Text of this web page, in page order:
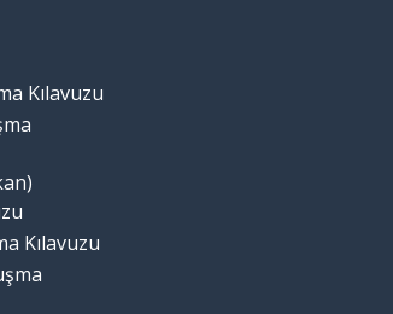
Kılavuzu
Kılavuzu